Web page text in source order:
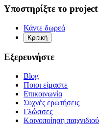
Υποστηρίξτε το project
Κάντε δωρεά
Κριτική
Εξερευνήστε
Blog
Ποιοι είμαστε
Επικοινωνία
Συχνές ερωτήσεις
Γλώσσες
Κοινοποίηση παιχνιδιού